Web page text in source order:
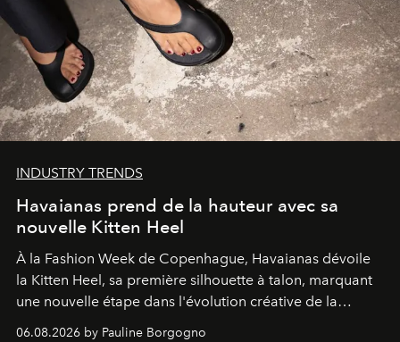
INDUSTRY TRENDS
Havaianas prend de la hauteur avec sa
nouvelle Kitten Heel
À la Fashion Week de Copenhague, Havaianas dévoile
la Kitten Heel, sa première silhouette à talon, marquant
une nouvelle étape dans l'évolution créative de la
06.08.2026 by Pauline Borgogno